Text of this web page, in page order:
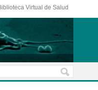
Virtual de Salud